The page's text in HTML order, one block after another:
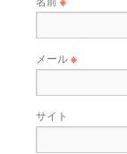
メール※
サイト